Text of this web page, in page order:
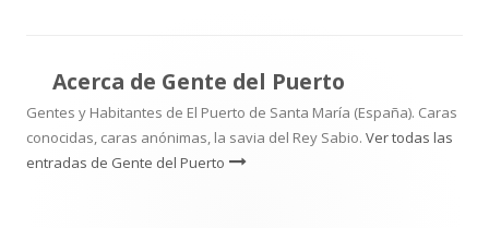
Acerca de Gente del Puerto
Gentes y Habitantes de El Puerto de Santa María (España). Caras
conocidas, caras anónimas, la savia del Rey Sabio. Ver todas las
entradas de Gente del Puerto